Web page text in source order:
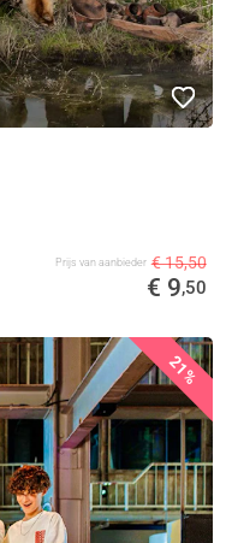
Prijs van aanbieder € 15,50
€ 9,50
21%